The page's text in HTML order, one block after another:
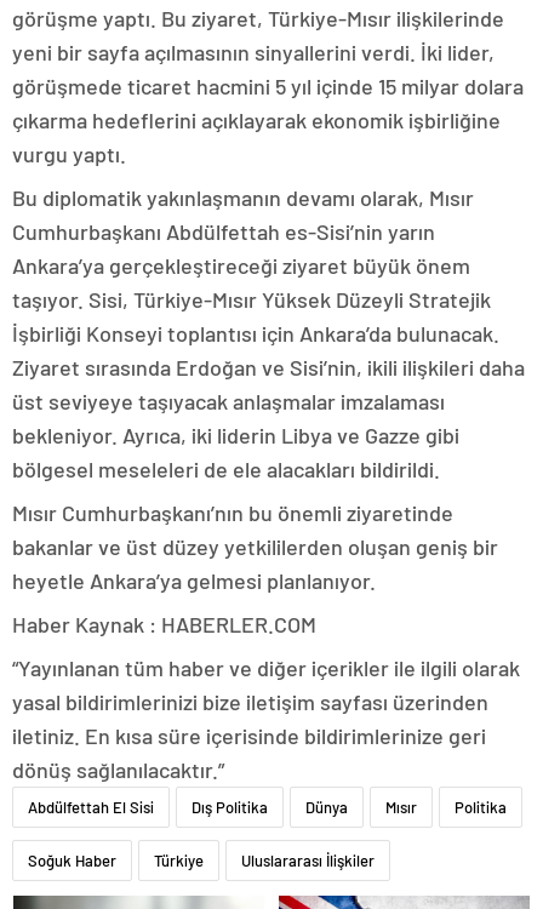
görüşme yaptı. Bu ziyaret, Türkiye-Mısır ilişkilerinde
yeni bir sayfa açılmasının sinyallerini verdi. İki lider,
görüşmede ticaret hacmini 5 yıl içinde 15 milyar dolara
çıkarma hedeflerini açıklayarak ekonomik işbirliğine
vurgu yaptı.
Bu diplomatik yakınlaşmanın devamı olarak, Mısır
Cumhurbaşkanı Abdülfettah es-Sisi’nin yarın
Ankara’ya gerçekleştireceği ziyaret büyük önem
taşıyor. Sisi, Türkiye-Mısır Yüksek Düzeyli Stratejik
İşbirliği Konseyi toplantısı için Ankara’da bulunacak.
Ziyaret sırasında Erdoğan ve Sisi’nin, ikili ilişkileri daha
üst seviyeye taşıyacak anlaşmalar imzalaması
bekleniyor. Ayrıca, iki liderin Libya ve Gazze gibi
bölgesel meseleleri de ele alacakları bildirildi.
Mısır Cumhurbaşkanı’nın bu önemli ziyaretinde
bakanlar ve üst düzey yetkililerden oluşan geniş bir
heyetle Ankara’ya gelmesi planlanıyor.
Haber Kaynak : HABERLER.COM
“Yayınlanan tüm haber ve diğer içerikler ile ilgili olarak
yasal bildirimlerinizi bize iletişim sayfası üzerinden
iletiniz. En kısa süre içerisinde bildirimlerinize geri
dönüş sağlanılacaktır.”
Abdülfettah El Sisi Dış Politika Dünya Mısır Politika
Soğuk Haber Türkiye Uluslararası İlişkiler